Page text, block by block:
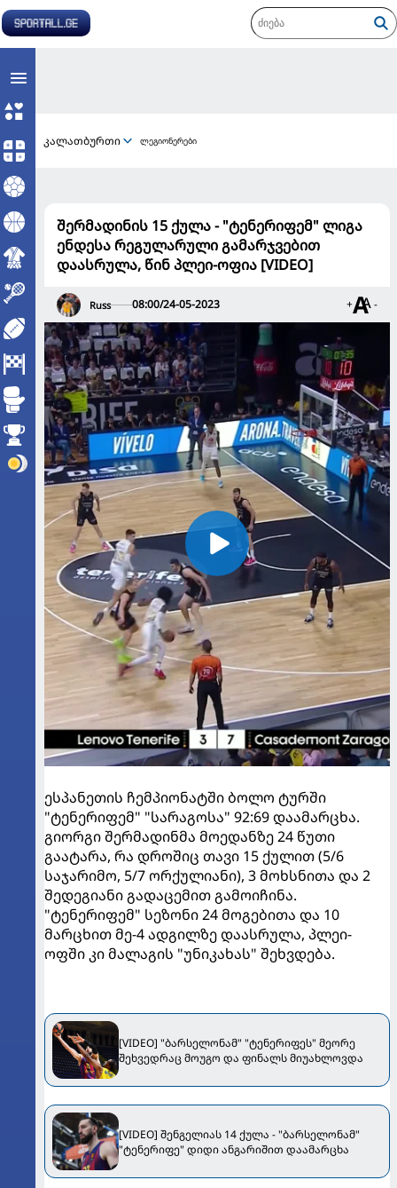
კალათბურთი ლეგიონერები
შერმადინის 15 ქულა - "ტენერიფემ" ლიგა
ენდესა რეგულარული გამარჯვებით
დაასრულა, წინ პლეი-ოფია [VIDEO]
Russ 08:00/24-05-2023 + -
ესპანეთის ჩემპიონატში ბოლო ტურში
"ტენერიფემ" "სარაგოსა" 92:69 დაამარცხა.
გიორგი შერმადინმა მოედანზე 24 წუთი
გაატარა, რა დროშიც თავი 15 ქულით (5/6
საჯარიმო, 5/7 ორქულიანი), 3 მოხსნითა და 2
შედეგიანი გადაცემით გამოიჩინა.
"ტენერიფემ" სეზონი 24 მოგებითა და 10
მარცხით მე-4 ადგილზე დაასრულა, პლეი-
ოფში კი მალაგის "უნიკახას" შეხვდება.
[VIDEO] "ბარსელონამ" "ტენერიფეს" მეორე
შეხვედრაც მოუგო და ფინალს მიუახლოვდა
[VIDEO] შენგელიას 14 ქულა - "ბარსელონამ"
"ტენერიფე" დიდი ანგარიშით დაამარცხა